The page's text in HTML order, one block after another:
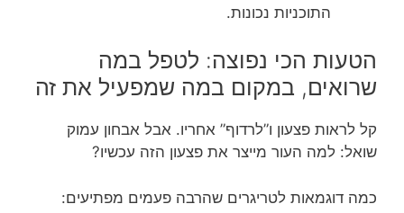
התוכניות נכונות.
הטעות הכי נפוצה: לטפל במה
שרואים, במקום במה שמפעיל את זה
קל לראות פצעון ו”לרדוף” אחריו. אבל אבחון עמוק
שואל: למה העור מייצר את פצעון הזה עכשיו?
כמה דוגמאות לטריגרים שהרבה פעמים מפתיעים: